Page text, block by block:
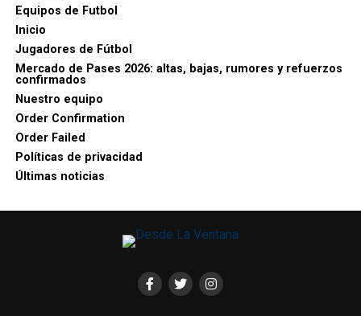
Equipos de Futbol
Inicio
Jugadores de Fútbol
Mercado de Pases 2026: altas, bajas, rumores y refuerzos
confirmados
Nuestro equipo
Order Confirmation
Order Failed
Políticas de privacidad
Últimas noticias